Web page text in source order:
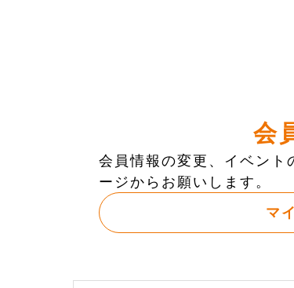
会
会員情報の変更、イベント
ージからお願いします。
マ